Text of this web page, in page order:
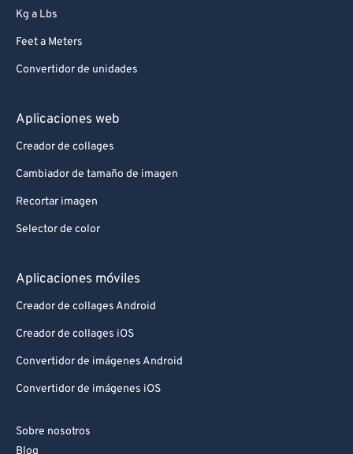
Kg a Lbs
Feet a Meters
Convertidor de unidades
Aplicaciones web
Creador de collages
Cambiador de tamaño de imagen
Recortar imagen
Selector de color
Aplicaciones móviles
Creador de collages Android
Creador de collages iOS
Convertidor de imágenes Android
Convertidor de imágenes iOS
Sobre nosotros
Blog